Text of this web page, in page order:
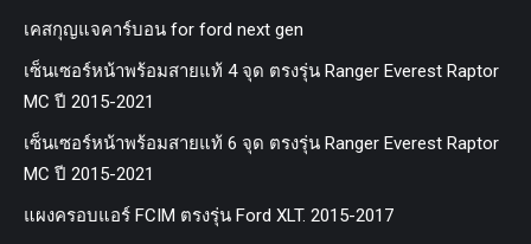
เคสกุญแจคาร์บอน for ford next gen
เซ็นเซอร์หน้าพร้อมสายแท้ 4 จุด ตรงรุ่น Ranger Everest Raptor
MC ปี 2015-2021
เซ็นเซอร์หน้าพร้อมสายแท้ 6 จุด ตรงรุ่น Ranger Everest Raptor
MC ปี 2015-2021
แผงครอบแอร์ FCIM ตรงรุ่น Ford XLT. 2015-2017